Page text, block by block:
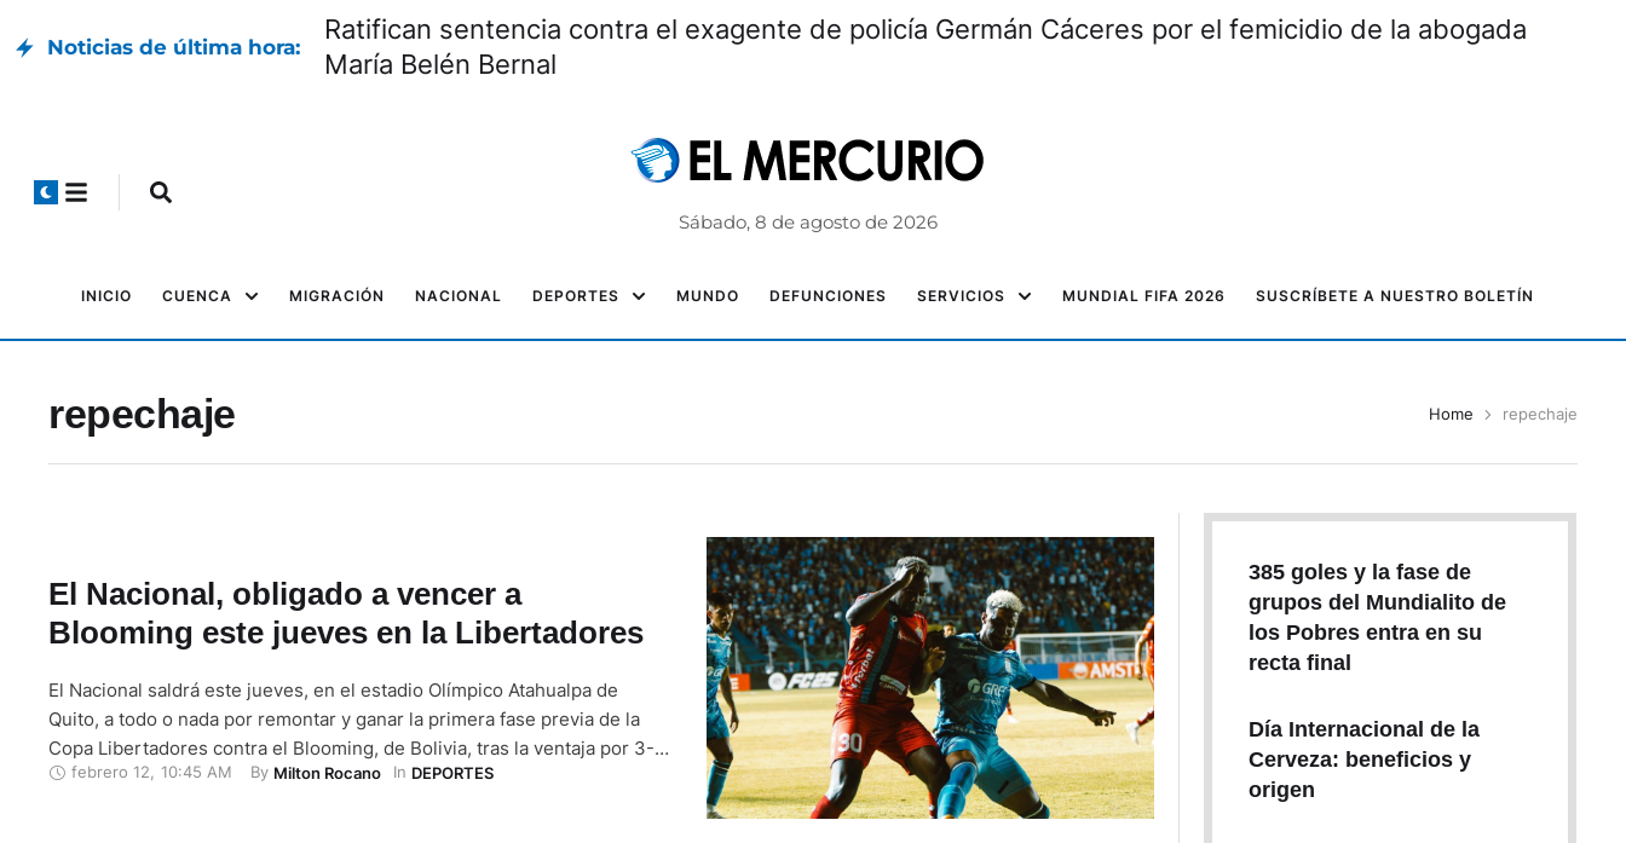
Noticias de última hora:
Ratifican sentencia contra el exagente de policía Germán Cáceres por el femicidio de la abogada
María Belén Bernal
Sábado, 8 de agosto de 2026
INICIO CUENCA MIGRACIÓN NACIONAL DEPORTES MUNDO DEFUNCIONES SERVICIOS MUNDIAL FIFA 2026 SUSCRÍBETE A NUESTRO BOLETÍN
repechaje Home repechaje
El Nacional, obligado a vencer a
Blooming este jueves en la Libertadores
El Nacional saldrá este jueves, en el estadio Olímpico Atahualpa de
Quito, a todo o nada por remontar y ganar la primera fase previa de la
Copa Libertadores contra el Blooming, de Bolivia, tras la ventaja por 3-2
lograda en el partido de ida.El partido se disputará desde las 19:30, con
febrero 12 10:45 AM By Milton Rocano In DEPORTES
385 goles y la fase de
grupos del Mundialito de
los Pobres entra en su
recta final
Día Internacional de la
Cerveza: beneficios y
origen